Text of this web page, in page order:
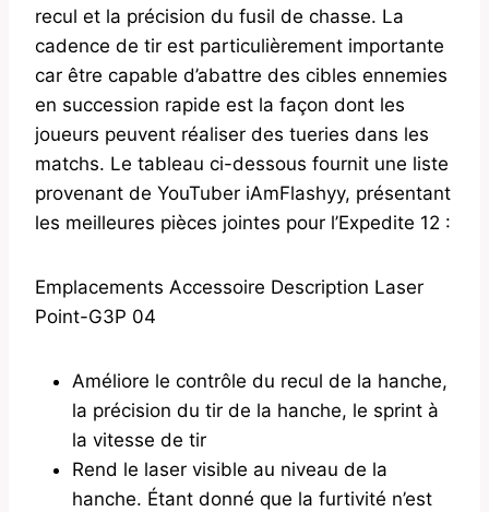
recul et la précision du fusil de chasse. La
cadence de tir est particulièrement importante
car être capable d’abattre des cibles ennemies
en succession rapide est la façon dont les
joueurs peuvent réaliser des tueries dans les
matchs. Le tableau ci-dessous fournit une liste
provenant de YouTuber iAmFlashyy, présentant
les meilleures pièces jointes pour l’Expedite 12 :
Emplacements Accessoire Description Laser
Point-G3P 04
Améliore le contrôle du recul de la hanche,
la précision du tir de la hanche, le sprint à
la vitesse de tir
Rend le laser visible au niveau de la
hanche. Étant donné que la furtivité n’est